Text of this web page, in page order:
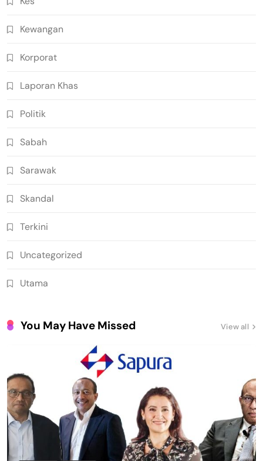
Kewangan
Korporat
Laporan Khas
Politik
Sabah
Sarawak
Skandal
Terkini
Uncategorized
Utama
View all
You May Have Missed